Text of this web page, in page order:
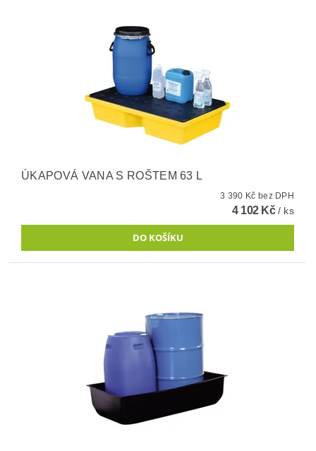
ÚKAPOVÁ VANA S ROŠTEM 63 L
3 390 Kč bez DPH
4 102 Kč/ ks